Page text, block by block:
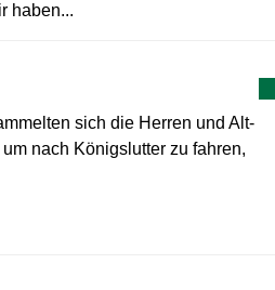
haben...
sich die Herren und Alt-
nach Königslutter zu fahren,